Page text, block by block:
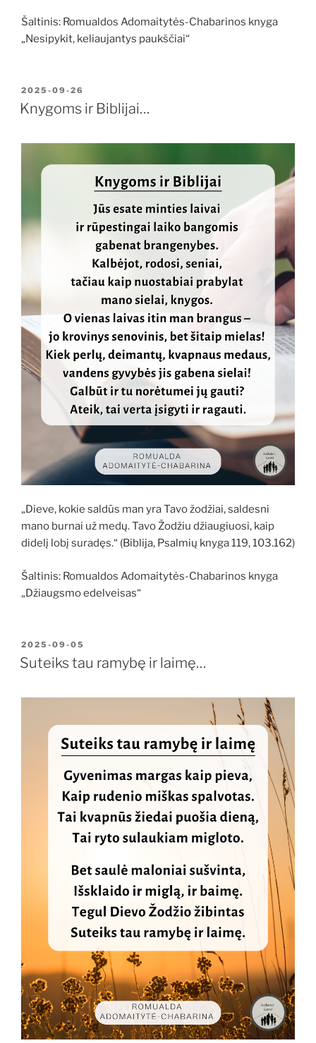
Šaltinis: Romualdos Adomaitytės-Chabarinos knyga
„Nesipykit, keliaujantys paukščiai“
PASKELBTA
2025-09-26
Knygoms ir Biblijai…
„Dieve, kokie saldūs man yra Tavo žodžiai, saldesni
mano burnai už medų. Tavo Žodžiu džiaugiuosi, kaip
didelį lobį suradęs.“ (Biblija, Psalmių knyga 119, 103.162)
Šaltinis: Romualdos Adomaitytės-Chabarinos knyga
„Džiaugsmo edelveisas“
PASKELBTA
2025-09-05
Suteiks tau ramybę ir laimę…